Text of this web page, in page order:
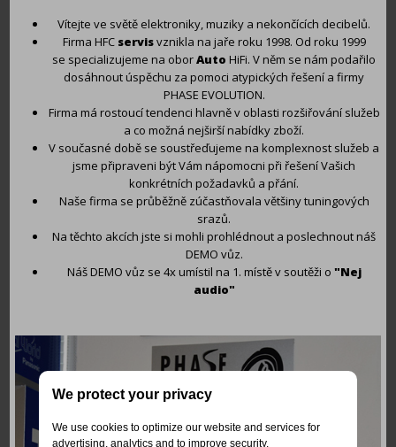
Vítejte ve světě elektroniky, muziky a nekončících decibelů.
Firma HFC servisvznikla na jaře roku 1998. Od roku 1999
se specializujeme na oborAuto HiFi. V něm se nám podařilo
dosáhnout úspěchu za pomoci atypických řešení a firmy
PHASE EVOLUTION.
Firma má rostoucí tendenci hlavně v oblasti rozšiřování služeb
a co možná nejširší nabídky zboží.
V současné době se soustřeďujeme na komplexnost služeb a
jsme připraveni být Vám nápomocni při řešení Vašich
konkrétních požadavků a přání.
Naše firma se průběžně zúčastňovala většiny tuningových
srazů.
Na těchto akcích jste si mohli prohlédnout a poslechnout náš
DEMO vůz.
Náš DEMO vůz se 4x umístil na 1. místě v soutěži o "Nej
audio"
We protect your privacy
We use cookies to optimize our website and services for
advertising, analytics and to improve security.